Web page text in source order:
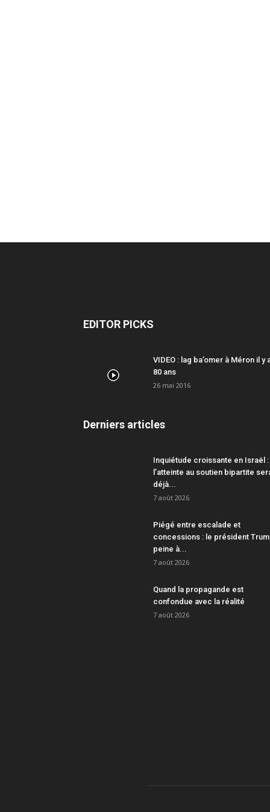
EDITOR PICKS
VIDEO : lag ba’omer à Méron il y
80 ans
26 mai 2016
Derniers articles
Inquiétude croissante en Israël :
l’atteinte au soutien bipartite
déjà...
7 août 2026
Piégé entre escalade et
concessions : le président
peine à...
7 août 2026
Quand la propagande est
confondue avec la réalité
7 août 2026